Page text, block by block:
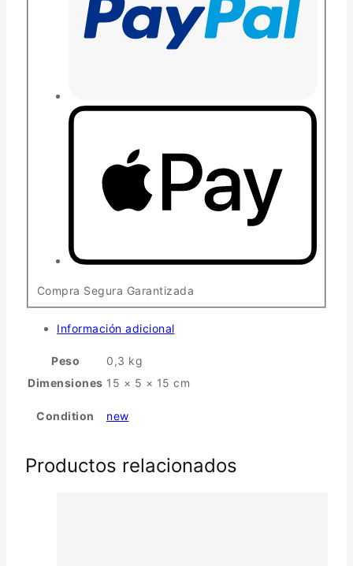
Compra Segura Garantizada
Información adicional
Peso
0,3 kg
Dimensiones 15 × 5 × 15 cm
Condition new
Productos relacionados